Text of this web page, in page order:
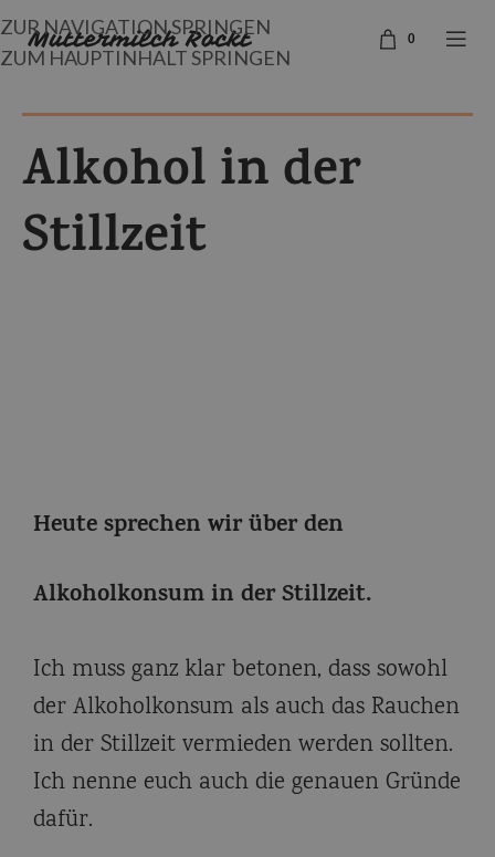
ZUR NAVIGATION SPRINGEN
ZUM HAUPTINHALT SPRINGEN
0
Alkohol in der
Stillzeit
Heute sprechen wir über den
Alkoholkonsum in der Stillzeit.
Ich muss ganz klar betonen, dass sowohl
der Alkoholkonsum als auch das Rauchen
in der Stillzeit vermieden werden sollten.
Ich nenne euch auch die genauen Gründe
dafür.